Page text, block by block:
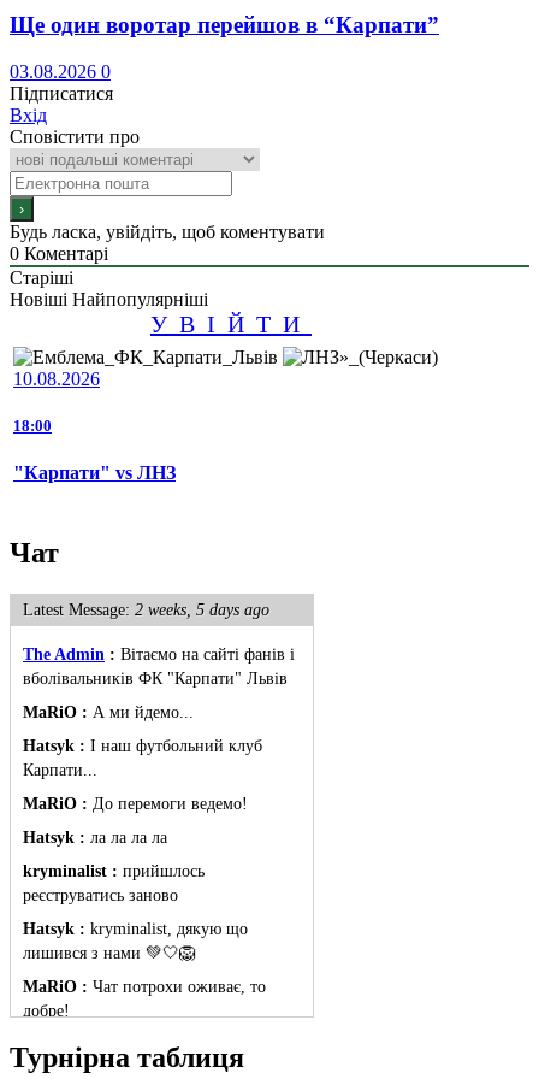
Ще один воротар перейшов в “Карпати”
03.08.2026 0
Підписатися
Вхід
Сповістити про
Будь ласка, увійдіть, щоб коментувати
0 Коментарі
Старіші
Новіші Найпопулярніші
УВІЙТИ
10.08.2026
18:00
"Карпати" vs ЛНЗ
Чат
Latest Message: 2 weeks, 5 days ago
The Admin : Вітаємо на сайті фанів і
вболівальників ФК "Карпати" Львів
MaRiO : А ми йдемо...
Hatsyk : І наш футбольний клуб
Карпати...
MaRiO : До перемоги ведемо!
Hatsyk : ла ла ла ла
kryminalist : прийшлось
реєструватись заново
Hatsyk : kryminalist, дякую що
лишився з нами 💚🤍🦁
MaRiO : Чат потрохи оживає, то
добре!
MaRiO :
Знов у клубі бардак...
Турнірна таблиця